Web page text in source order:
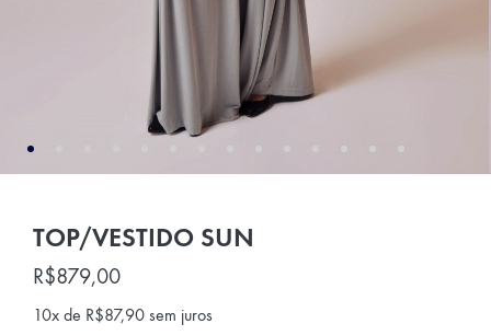
TOP/VESTIDO SUN
R$879,00
10x de R$87,90 sem juros